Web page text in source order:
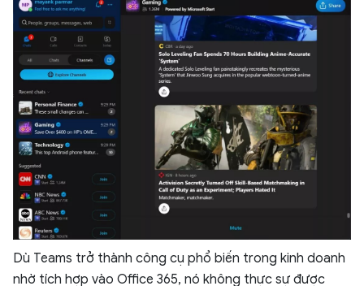
Dù Teams trở thành công cụ phổ biến trong kinh doanh
nhờ tích hợp vào Office 365, nó không thực sự được